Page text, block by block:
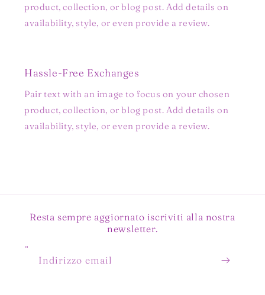
product, collection, or blog post. Add details on
availability, style, or even provide a review.
Hassle-Free Exchanges
Pair text with an image to focus on your chosen
product, collection, or blog post. Add details on
availability, style, or even provide a review.
Resta sempre aggiornato iscriviti alla nostra
newsletter.
Indirizzo email